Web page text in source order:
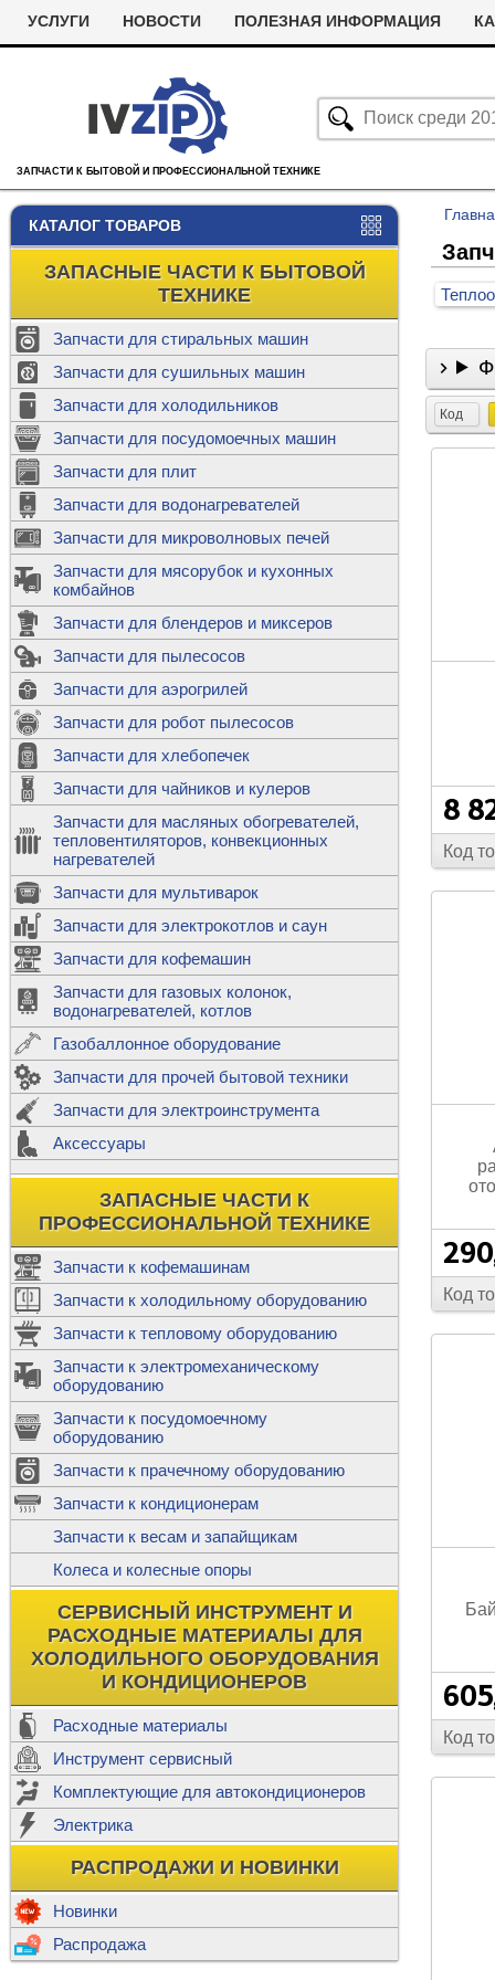
УСЛУГИ НОВОСТИ ПОЛЕЗНАЯ ИНФОРМАЦИЯ
ЗАПЧАСТИ К БЫТОВОЙ И ПРОФЕССИОНАЛЬНОЙ ТЕХНИКЕ
КАТАЛОГ ТОВАРОВ
ЗАПАСНЫЕ ЧАСТИ К БЫТОВОЙ
ТЕХНИКЕ
Запчасти для стиральных машин
Запчасти для сушильных машин
Ролики
Запчасти для холодильников
Датчики
Запчасти для посудомоечных машин
Запчасти для плит
Лампочки
Запчасти для водонагревателей
Запчасти для микроволновых печей
Диоды и
Запчасти для мясорубок и кухонных
комбайнов
Насадки
Запчасти для блендеров и миксеров
Запчасти для пылесосов
Запчасти для аэрогрилей
ТЭНы для
Запчасти для робот пылесосов
Запчасти для хлебопечек
Запчасти для чайников и кулеров
Запчасти для масляных обогревателей,
тепловентиляторов, конвекционных
нагревателей
Запчасти для мультиварок
Запчасти для электрокотлов и саун
Запчасти для кофемашин
Запчасти для газовых колонок,
водонагревателей, котлов
Трубы
Подводки
Газобаллонное оборудование
Запчасти для прочей бытовой техники
Запчасти для электроинструмента
Аксессуары
ЗАПАСНЫЕ ЧАСТИ К
ПРОФЕССИОНАЛЬНОЙ ТЕХНИКЕ
Запчасти к кофемашинам
Запчасти к холодильному оборудованию
Запчасти к тепловому оборудованию
Запчасти к электромеханическому
оборудованию
Запчасти к посудомоечному
оборудованию
Запчасти к прачечному оборудованию
Запчасти к кондиционерам
Прочее
Запчасти к весам и запайщикам
Колеса и колесные опоры
Колеса
СЕРВИСНЫЙ ИНСТРУМЕНТ И
РАСХОДНЫЕ МАТЕРИАЛЫ ДЛЯ
ХОЛОДИЛЬНОГО ОБОРУДОВАНИЯ
И КОНДИЦИОНЕРОВ
Расходные материалы
Инструмент сервисный
Комплектующие для автокондиционеров
Электрика
РАСПРОДАЖИ И НОВИНКИ
Новинки
Распродажа
Код
8
Код
Код
Код